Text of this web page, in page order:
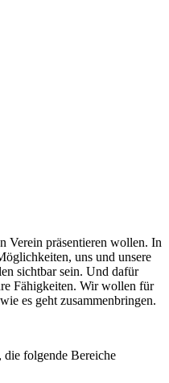
Verein präsentieren wollen. In
uns und unsere
sichtbar sein. Und dafür
Fähigkeiten. Wir wollen für
es geht zusammenbringen.
folgende Bereiche